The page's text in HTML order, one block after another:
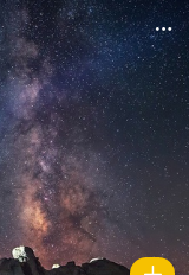
0
相册
0
好友